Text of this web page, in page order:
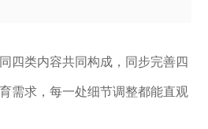
四类内容共同构成，同步完善四
需求，每一处细节调整都能直观